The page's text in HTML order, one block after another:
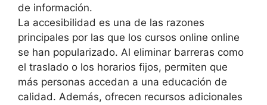
de información.
La accesibilidad es una de las razones
principales por las que los cursos online online
se han popularizado. Al eliminar barreras como
el traslado o los horarios fijos, permiten que
más personas accedan a una educación de
calidad. Además, ofrecen recursos adicionales